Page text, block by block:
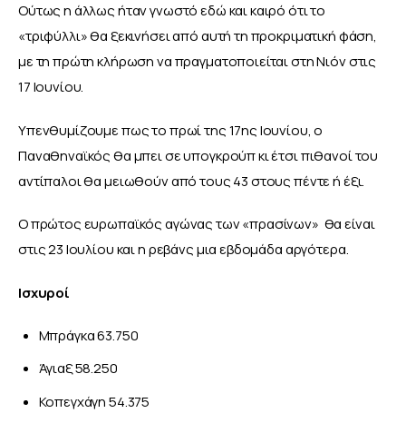
Ούτως η άλλως ήταν γνωστό εδώ και καιρό ότι το
«τριφύλλι» θα ξεκινήσει από αυτή τη προκριματική φάση,
με τη πρώτη κλήρωση να πραγματοποιείται στη Νιόν στις
17 Ιουνίου.
Υπενθυμίζουμε πως το πρωί της 17ης Ιουνίου, ο
Παναθηναϊκός θα μπει σε υπογκρούπ κι έτσι πιθανοί του
αντίπαλοι θα μειωθούν από τους 43 στους πέντε ή έξι.
Ο πρώτος ευρωπαϊκός αγώνας των «πρασίνων»  θα είναι
στις 23 Ιουλίου και η ρεβάνς μια εβδομάδα αργότερα.
Ισχυροί
Μπράγκα 63.750
Άγιαξ 58.250
Κοπεγχάγη 54.375